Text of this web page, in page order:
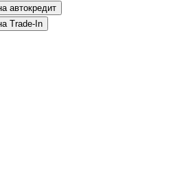
на автокредит
на Trade-In